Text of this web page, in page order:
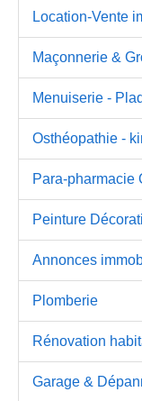
Location-Vente
Maçonnerie &
Menuiserie -
Osthéopathie -
Para-pharmacie
Peinture
Annonces
Plomberie
Rénovation
Garage &